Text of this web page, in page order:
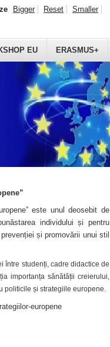
EU ERASMUS+
Bigger Reset Smaller
este unul deosebit de
individului și pentru
și promovării unui stil
între studenți, cadre didactice de
importanța sănătății creierului,
politicile și strategiile europene.
europene